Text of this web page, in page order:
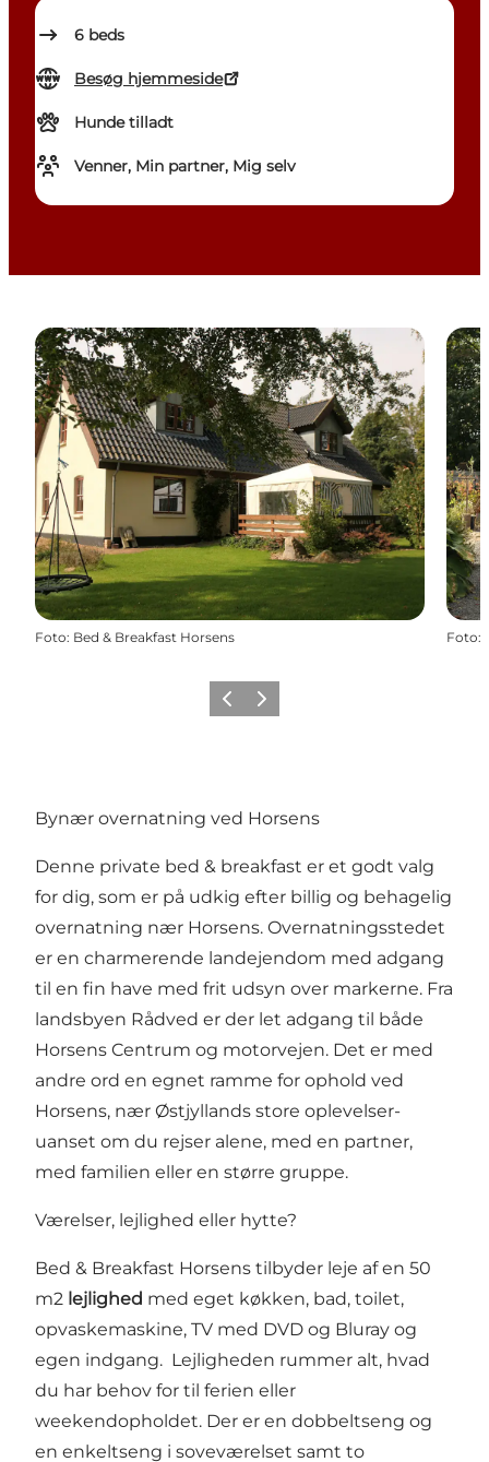
6 beds
Besøg hjemmeside
Hunde tilladt
Venner, Min partner, Mig selv
Foto: Bed & Breakfast Horsens Foto:
ForrigeNæste
Bynær overnatning ved Horsens
Denne private bed & breakfast er et godt valg
for dig, som er på udkig efter billig og behagelig
overnatning nær Horsens. Overnatningsstedet
er en charmerende landejendom med adgang
til en fin have med frit udsyn over markerne. Fra
landsbyen Rådved er der let adgang til både
Horsens Centrum og motorvejen. Det er med
andre ord en egnet ramme for ophold ved
Horsens, nær Østjyllands store oplevelser-
uanset om du rejser alene, med en partner,
med familien eller en større gruppe.
Værelser, lejlighed eller hytte?
Bed & Breakfast Horsens tilbyder leje af en 50
m2 lejlighed med eget køkken, bad, toilet,
opvaskemaskine, TV med DVD og Bluray og
egen indgang. Lejligheden rummer alt, hvad
du har behov for til ferien eller
weekendopholdet. Der er en dobbeltseng og
en enkeltseng i soveværelset samt to